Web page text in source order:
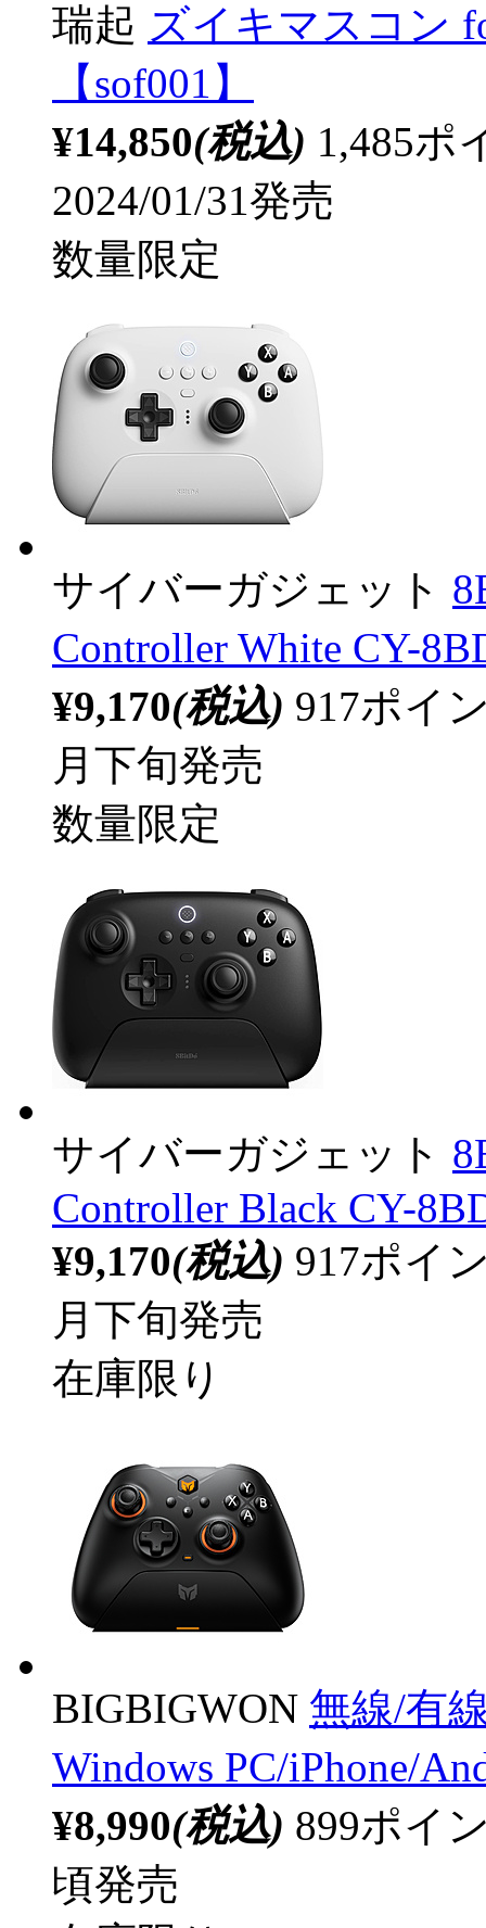
瑞起 ズイキマスコン
【sof001】
¥14,850(税込) 1,485ポ
2024/01/31発売
数量限定
サイバーガジェット
Controller White CY-
¥9,170(税込) 917ポイ
月下旬発売
数量限定
サイバーガジェット
Controller Black CY-
¥9,170(税込) 917ポイ
月下旬発売
在庫限り
BIGBIGWON 無線/有
Windows PC/iPhone/
¥8,990(税込) 899ポイ
頃発売